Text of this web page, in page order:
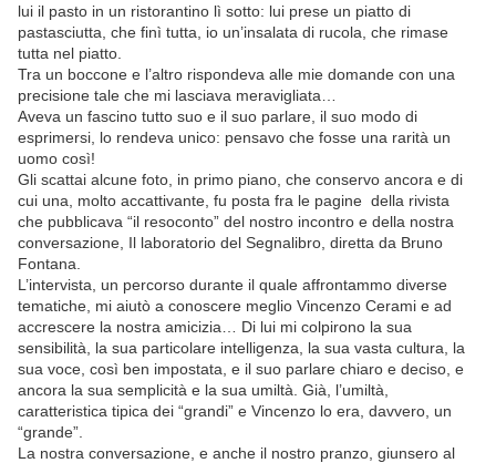
lui il pasto in un ristorantino lì sotto: lui prese un piatto di
pastasciutta, che finì tutta, io un’insalata di rucola, che rimase
tutta nel piatto.
Tra un boccone e l’altro rispondeva alle mie domande con una
precisione tale che mi lasciava meravigliata…
Aveva un fascino tutto suo e il suo parlare, il suo modo di
esprimersi, lo rendeva unico: pensavo che fosse una rarità un
uomo così!
Gli scattai alcune foto, in primo piano, che conservo ancora e di
cui una, molto accattivante, fu posta fra le pagine della rivista
che pubblicava “il resoconto” del nostro incontro e della nostra
conversazione, Il laboratorio del Segnalibro, diretta da Bruno
Fontana.
L’intervista, un percorso durante il quale affrontammo diverse
tematiche, mi aiutò a conoscere meglio Vincenzo Cerami e ad
accrescere la nostra amicizia… Di lui mi colpirono la sua
sensibilità, la sua particolare intelligenza, la sua vasta cultura, la
sua voce, così ben impostata, e il suo parlare chiaro e deciso, e
ancora la sua semplicità e la sua umiltà. Già, l’umiltà,
caratteristica tipica dei “grandi” e Vincenzo lo era, davvero, un
“grande”.
La nostra conversazione, e anche il nostro pranzo, giunsero al